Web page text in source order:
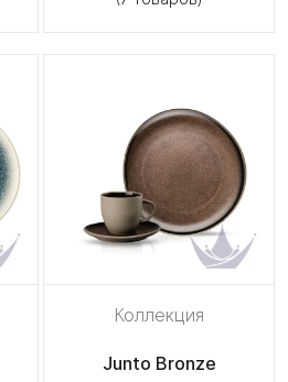
Коллекция
Junto Bronze